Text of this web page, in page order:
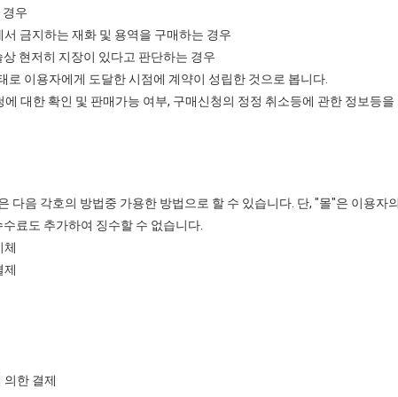
경우
금지하는 재화 및 용역을 구매하는 경우
현저히 지장이 있다고 판단하는 경우
이용자에게 도달한 시점에 계약이 성립한 것으로 봅니다.
대한 확인 및 판매가능 여부, 구매신청의 정정 취소등에 관한 정보등을
다음 각호의 방법중 가용한 방법으로 할 수 있습니다. 단, "몰"은 이용자
료도 추가하여 징수할 수 없습니다.
체
제
한 결제